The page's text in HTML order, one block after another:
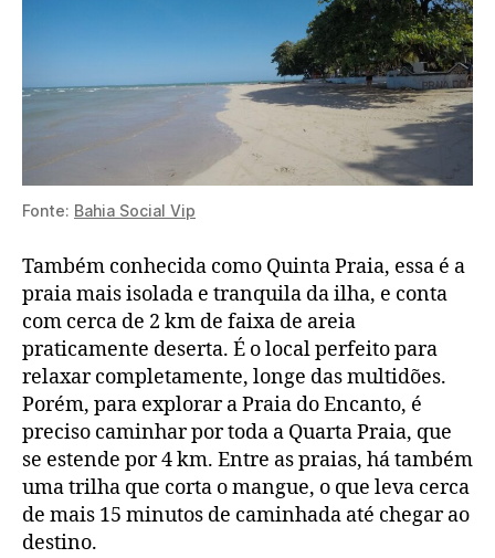
Fonte: Bahia Social Vip
Também conhecida como Quinta Praia, essa é a
praia mais isolada e tranquila da ilha, e conta
com cerca de 2 km de faixa de areia
praticamente deserta. É o local perfeito para
relaxar completamente, longe das multidões.
Porém, para explorar a Praia do Encanto, é
preciso caminhar por toda a Quarta Praia, que
se estende por 4 km. Entre as praias, há também
uma trilha que corta o mangue, o que leva cerca
de mais 15 minutos de caminhada até chegar ao
destino.